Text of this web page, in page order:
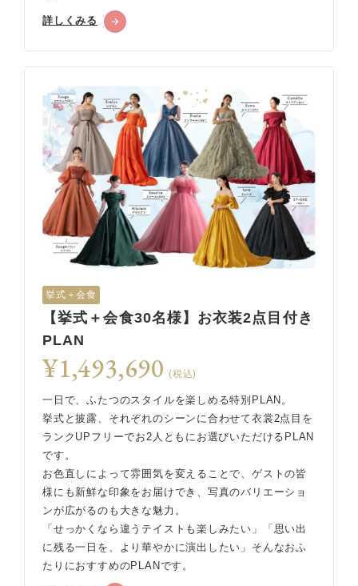
詳しくみる
挙式＋会食
【挙式＋会食30名様】お衣装2点目付き
PLAN
¥1,493,690 (税込)
一日で、ふたつのスタイルを楽しめる特別PLAN。
挙式と披露、それぞれのシーンに合わせて衣裳2点目を
ランクUPフリーでお2人ともにお選びいただけるPLAN
です。
お色直しによって雰囲気を変えることで、ゲストの皆
様にも新鮮な印象をお届けでき、写真のバリエーショ
ンが広がるのも大きな魅力。
「せっかくなら違うテイストも楽しみたい」「思い出
に残る一日を、より華やかに演出したい」そんなおふ
たりにおすすめのPLANです。